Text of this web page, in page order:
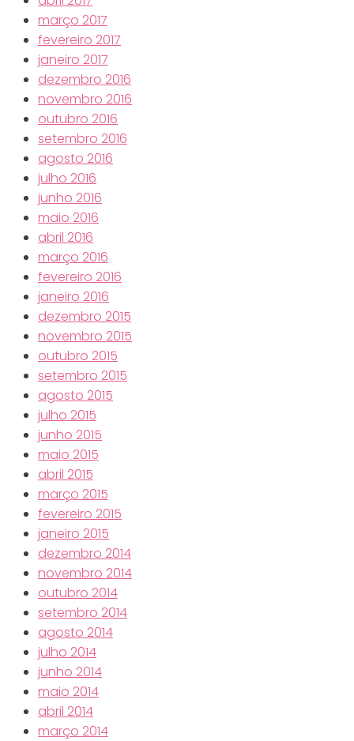
março 2017
fevereiro 2017
janeiro 2017
dezembro 2016
novembro 2016
outubro 2016
setembro 2016
agosto 2016
julho 2016
junho 2016
maio 2016
abril 2016
março 2016
fevereiro 2016
janeiro 2016
dezembro 2015
novembro 2015
outubro 2015
setembro 2015
agosto 2015
julho 2015
junho 2015
maio 2015
abril 2015
março 2015
fevereiro 2015
janeiro 2015
dezembro 2014
novembro 2014
outubro 2014
setembro 2014
agosto 2014
julho 2014
junho 2014
maio 2014
abril 2014
março 2014